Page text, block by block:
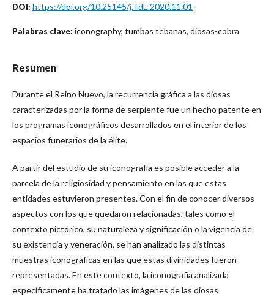
DOI: https://doi.org/10.25145/j.TdE.2020.11.01
Palabras clave: iconography, tumbas tebanas, diosas-cobra
Resumen
Durante el Reino Nuevo, la recurrencia gráfica a las diosas
caracterizadas por la forma de serpiente fue un hecho patente en
los programas iconográficos desarrollados en el interior de los
espacios funerarios de la élite.
A partir del estudio de su iconografía es posible acceder a la
parcela de la religiosidad y pensamiento en las que estas
entidades estuvieron presentes. Con el fin de conocer diversos
aspectos con los que quedaron relacionadas, tales como el
contexto pictórico, su naturaleza y significación o la vigencia de
su existencia y veneración, se han analizado las distintas
muestras iconográficas en las que estas divinidades fueron
representadas. En este contexto, la iconografía analizada
específicamente ha tratado las imágenes de las diosas